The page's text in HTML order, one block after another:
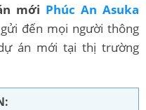
mới Phúc An Asuka
đến mọi người thông
án mới tại thị trường